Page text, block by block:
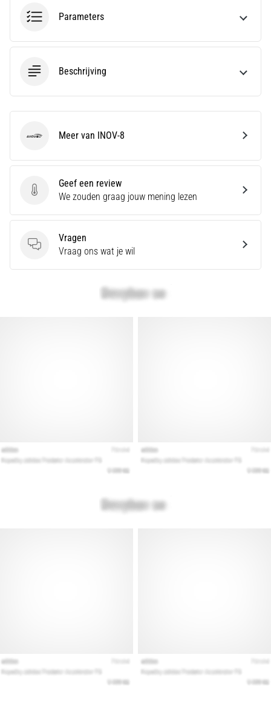
hielpijn
tijdens
of
hardlopen?
Een
meest
oorzaken
fasciitis…
alle
Parameters
Beschrijving
Geef een review
Geef een review
We zouden graag jouw mening lezen
Vragen
Vragen
Vraag ons wat je wil
INOV-8Meer van INOV-8